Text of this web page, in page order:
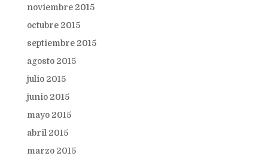
noviembre 2015
octubre 2015
septiembre 2015
agosto 2015
julio 2015
junio 2015
mayo 2015
abril 2015
marzo 2015